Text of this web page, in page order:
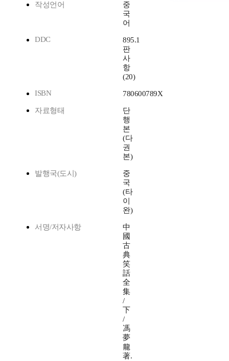
작성언어
중
국
어
DDC
895.1
판
사
항
(20)
ISBN
780600789X
자료형태
단
행
본
(다
권
본)
발행국(도시)
중
국
(타
이
완)
서명/저자사항
中
國
古
典
笑
話
全
集
/
下
/
馮
夢
龍
著.